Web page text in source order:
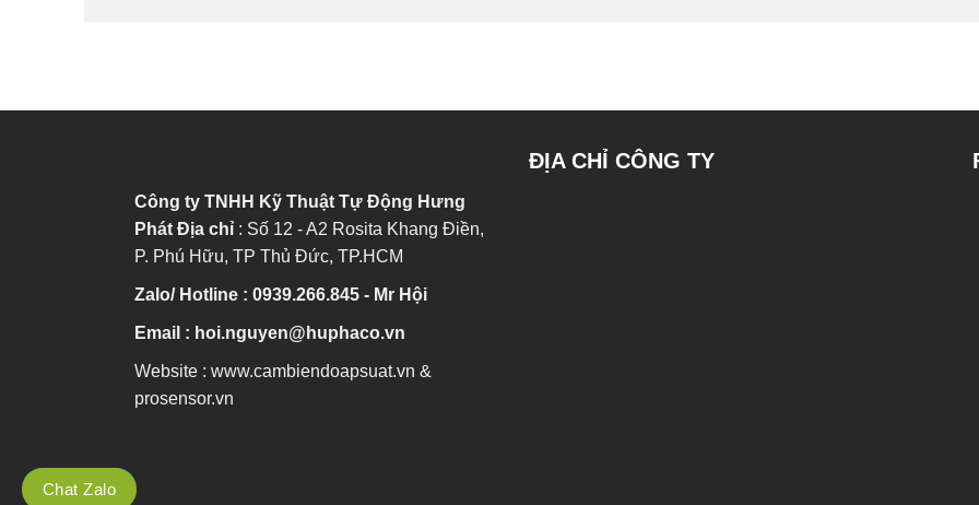
Công ty TNHH Kỹ Thuật Tự Động Hưng
Phát Địa chỉ : Số 12 - A2 Rosita Khang Điền,
P. Phú Hữu, TP Thủ Đức, TP.HCM
Zalo/ Hotline : 0939.266.845 - Mr Hội
Email : hoi.nguyen@huphaco.vn
Website : www.cambiendoapsuat.vn &
prosensor.vn
ĐỊA CHỈ CÔNG TY
Chat Zalo